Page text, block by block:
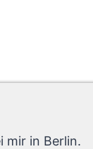
mir in Berlin.